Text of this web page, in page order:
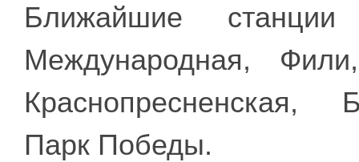
Ближайшие
Международная,
Краснопресненская,
Парк Победы.